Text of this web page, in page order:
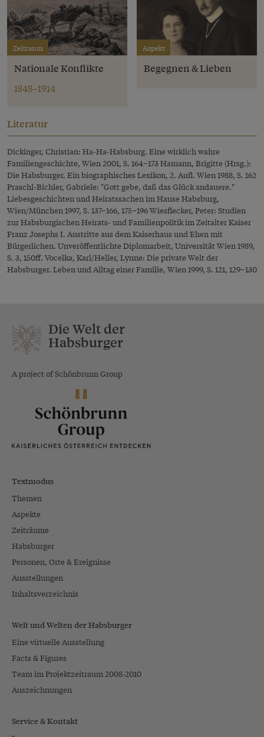
Zeitraum
Nationale Konflikte
1848–1914
Aspekt
Begegnen & Lieben
Literatur
Dickinger, Christian: Ha-Ha-Habsburg. Eine wirklich wahre
Familiengeschichte, Wien 2001, S. 164–173 Hamann, Brigitte (Hrsg.):
Die Habsburger. Ein biographisches Lexikon, 2. Aufl. Wien 1988, S. 162
Praschl-Bichler, Gabriele: "Gott gebe, daß das Glück andauere."
Liebesgeschichten und Heiratssachen im Hause Habsburg,
Wien/München 1997, S. 137–166, 175–196 Wiesflecker, Peter: Studien
zur Habsburgischen Heirats- und Familienpolitik im Zeitalter Kaiser
Franz Josephs I. Austritte aus dem Kaiserhaus und Ehen mit
Bürgerlichen. Unveröffentlichte Diplomarbeit, Universität Wien 1989,
S. 3, 150ff. Vocelka, Karl/Heller, Lynne: Die private Welt der
Habsburger. Leben und Alltag einer Familie, Wien 1999, S. 121, 129–130
Die Welt der
Habsburger
A project of Schönbrunn Group
Textmodus
Themen
Aspekte
Zeiträume
Habsburger
Personen, Orte & Ereignisse
Ausstellungen
Inhaltsverzeichnis
Welt und Welten der Habsburger
Eine virtuelle Ausstellung
Facts & Figures
Team im Projektzeitraum 2008-2010
Auszeichnungen
Service & Kontakt